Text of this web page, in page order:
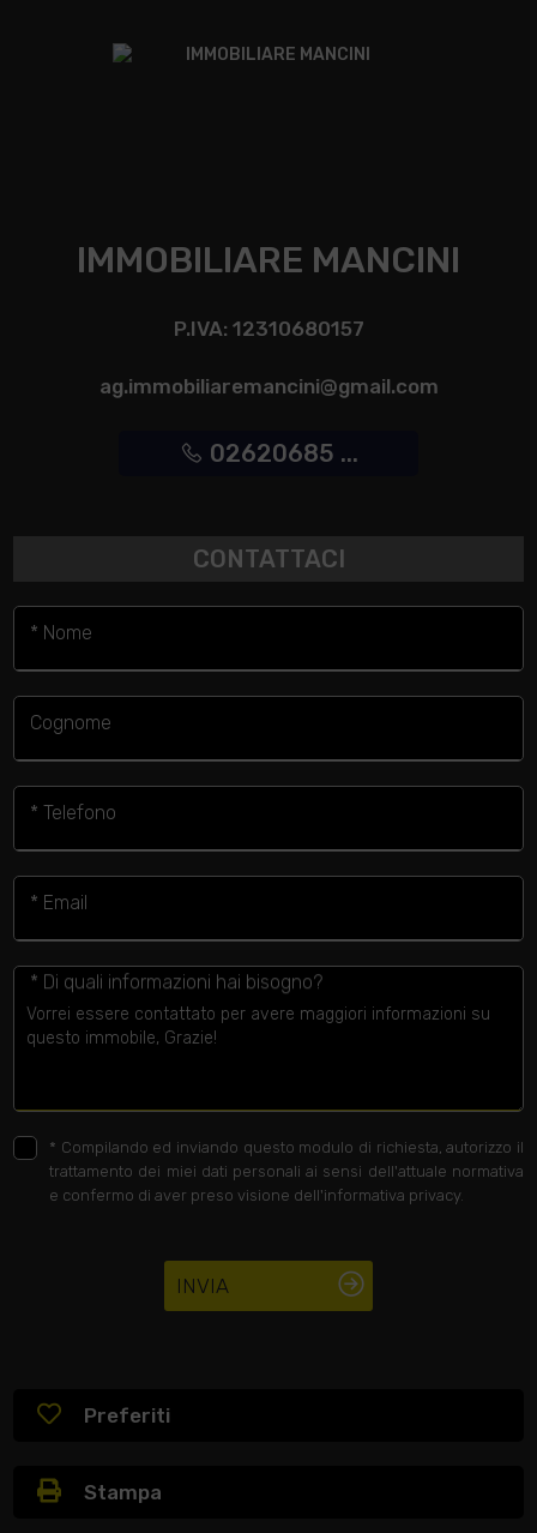
IMMOBILIARE MANCINI
P.IVA: 12310680157
ag.immobiliaremancini@gmail.com
02620685 ...
CONTATTACI
* Nome
Cognome
* Telefono
* Email
* Di quali informazioni hai bisogno?
* Compilando ed inviando questo modulo di richiesta, autorizzo il
trattamento dei miei dati personali ai sensi dell'attuale normativa
e confermo di aver preso visione dell'informativa privacy.
INVIA
Preferiti
Stampa